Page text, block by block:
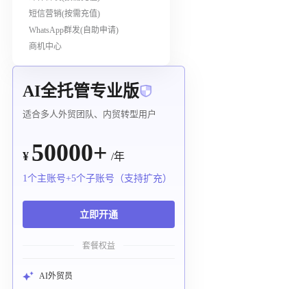
短信营销(按需充值)
WhatsApp群发(自助申请)
商机中心
AI全托管专业版
适合多人外贸团队、内贸转型用户
¥ 50000+ /年
1个主账号+5个子账号（支持扩充）
立即开通
套餐权益
AI外贸员